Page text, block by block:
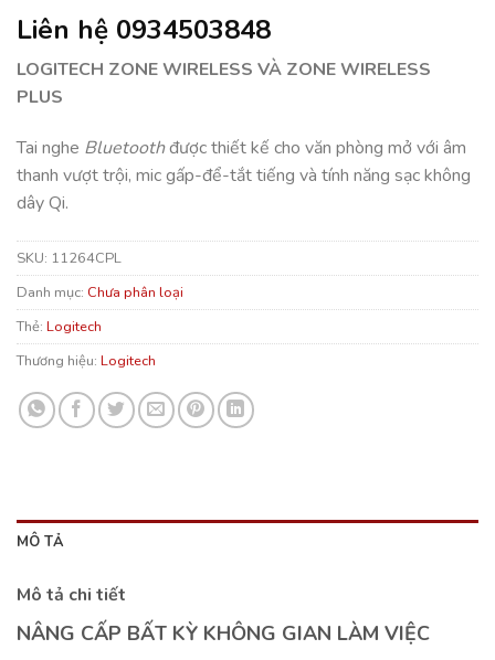
Liên hệ 0934503848
LOGITECH ZONE WIRELESS VÀ ZONE WIRELESS
PLUS
Tai nghe Bluetoothđược thiết kế cho văn phòng mở với âm
thanh vượt trội, mic gấp-để-tắt tiếng và tính năng sạc không
dây Qi.
SKU: 11264CPL
Danh mục: Chưa phân loại
Thẻ: Logitech
Thương hiệu: Logitech
MÔ TẢ
Mô tả chi tiết
NÂNG CẤP BẤT KỲ KHÔNG GIAN LÀM VIỆC